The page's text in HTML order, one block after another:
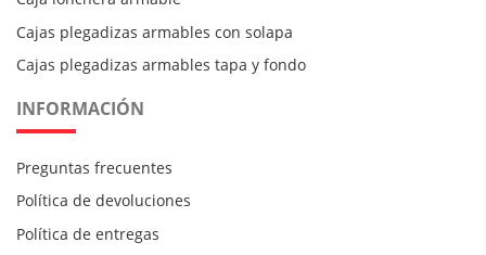
Cajas plegadizas armables con solapa
Cajas plegadizas armables tapa y fondo
INFORMACIÓN
Preguntas frecuentes
Política de devoluciones
Política de entregas